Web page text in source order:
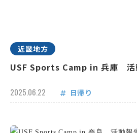
近畿地方
USF Sports Camp in 兵庫 活
2025.06.22 日帰り